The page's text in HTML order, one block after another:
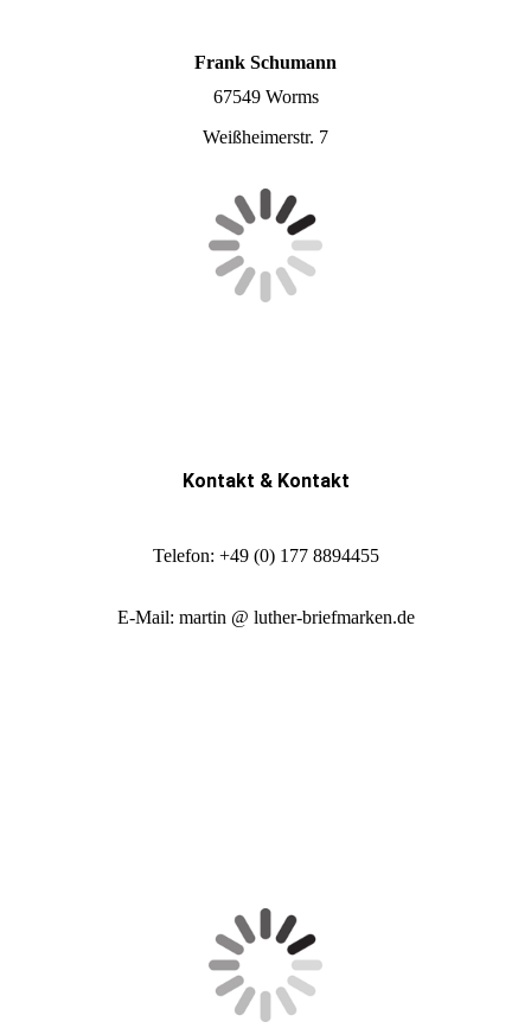
Frank Schumann
67549 Worms
Weißheimerstr. 7
Kontakt & Kontakt
Telefon: +49 (0) 177 8894455
E-Mail: martin @ luther-briefmarken.de